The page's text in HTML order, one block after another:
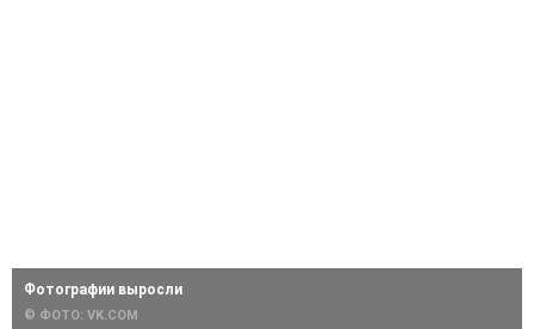
Фотографии выросли
© ФОТО: VK.COM